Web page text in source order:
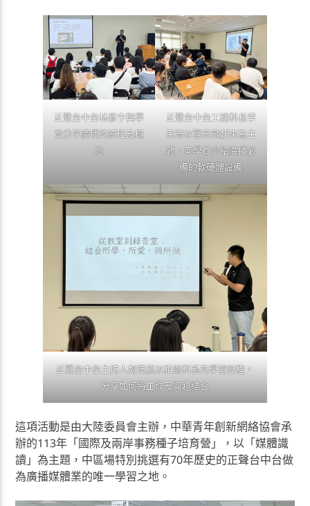
正聲台中台林彥宇與學
員分享廣播的原理及概
念
正聲台中台工務科長李
宗沛以聲音飛起來為主
題，向學員介紹廣播必
備的軟硬體設備
正聲台中台主持人胡皓宸以相關科系的學習歷程，
分享如何將工作及興趣結合
這項活動是由大陸委員會主辦，中華青年創新網絡協會承
辦的113年「國際及兩岸事務種子培育營」，以「媒體識
讀」為主題，中區場特別挑選有70年歷史的正聲台中台做
為廣播媒體業的唯一學習之地。